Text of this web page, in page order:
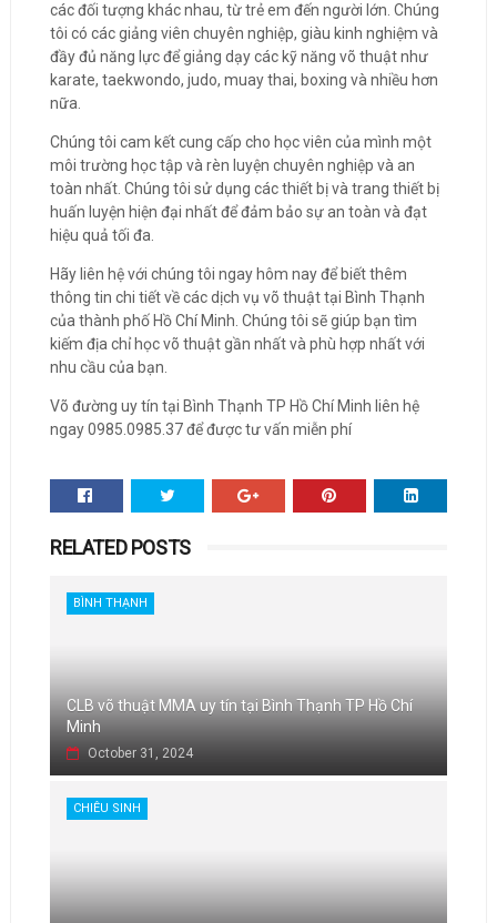
các đối tượng khác nhau, từ trẻ em đến người lớn. Chúng
tôi có các giảng viên chuyên nghiệp, giàu kinh nghiệm và
đầy đủ năng lực để giảng dạy các kỹ năng võ thuật như
karate, taekwondo, judo, muay thai, boxing và nhiều hơn
nữa.
Chúng tôi cam kết cung cấp cho học viên của mình một
môi trường học tập và rèn luyện chuyên nghiệp và an
toàn nhất. Chúng tôi sử dụng các thiết bị và trang thiết bị
huấn luyện hiện đại nhất để đảm bảo sự an toàn và đạt
hiệu quả tối đa.
Hãy liên hệ với chúng tôi ngay hôm nay để biết thêm
thông tin chi tiết về các dịch vụ võ thuật tại Bình Thạnh
của thành phố Hồ Chí Minh. Chúng tôi sẽ giúp bạn tìm
kiếm địa chỉ học võ thuật gần nhất và phù hợp nhất với
nhu cầu của bạn.
Võ đường uy tín tại Bình Thạnh TP Hồ Chí Minh liên hệ
ngay 0985.0985.37 để được tư vấn miễn phí
RELATED POSTS
BÌNH THẠNH
CLB võ thuật MMA uy tín tại Bình Thạnh TP Hồ Chí
Minh
October 31, 2024
CHIÊU SINH